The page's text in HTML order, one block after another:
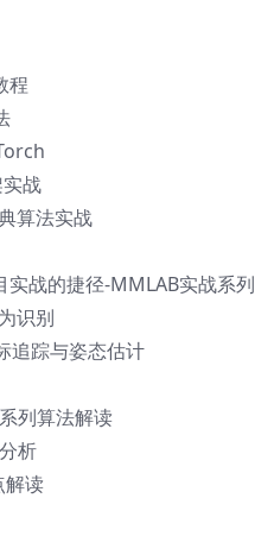
程
战
算法实战
战的捷径-MMLAB实战系列
识别
追踪与姿态估计
列算法解读
析
读